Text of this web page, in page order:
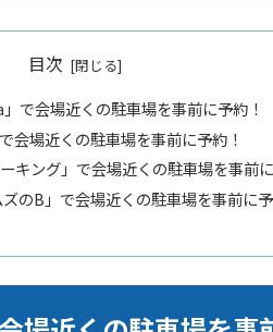
目次
で会場近くの駐車場を事前に予約！
会場近くの駐車場を事前に予約！
キング」で会場近くの駐車場を事前
のB」で会場近くの駐車場を事前に予